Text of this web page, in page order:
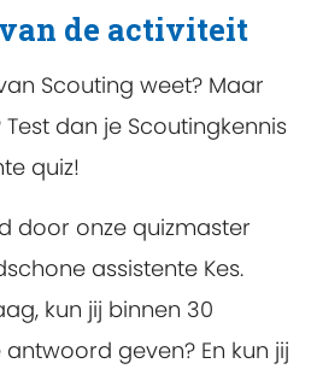
de activiteit
Scouting weet? Maar
dan je Scoutingkennis
quiz!
door onze quizmaster
assistente Kes.
kun jij binnen 30
geven? En kun jij